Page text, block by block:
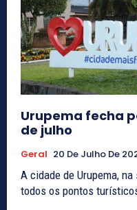
Urupema fecha
de julho
Geral 20 De Julho De
A cidade de Urupema,
todos os pontos